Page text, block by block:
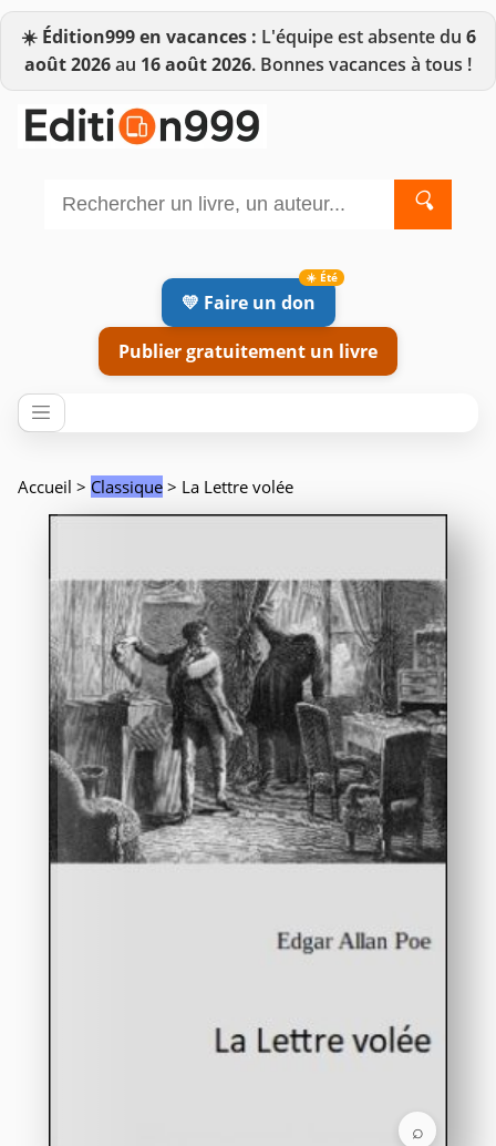
☀️ Édition999 en vacances : L'équipe est absente du 6
août 2026au 16 août 2026. Bonnes vacances à tous !
🔍
💛 Faire un don
Publier gratuitement un livre
Accueil > Classique > La Lettre volée
⌕